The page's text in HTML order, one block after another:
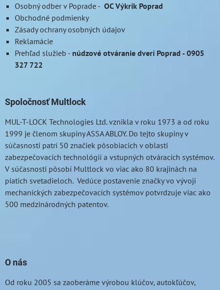
Osobný odber v Poprade - OC Výkrik Poprad
Obchodné podmienky
Zásady ochrany osobných údajov
Reklamácie
Prehľad služieb - núdzové otváranie dverí Poprad - 0905
327 722
Spoločnosť Multlock
MUL-T-LOCK Technologies Ltd. vznikla v roku 1973 a od roku
1999 je členom skupiny ASSA ABLOY. Do tejto skupiny v
súčasnosti patrí 50 značiek pôsobiacich v oblasti
zabezpečovacích technológií a vstupných otváracích systémov.
V súčasnosti pôsobí Multlock vo viac ako 80 krajinách na
piatich svetadieloch. Vedúce postavenie značky vo vývoji
mechanických zabezpečovacích systémov potvrdzuje viac ako
500 medzinárodných patentov.
O nás
Od roku 2005 sa zaoberáme výrobou klúčov, autokľúčov,